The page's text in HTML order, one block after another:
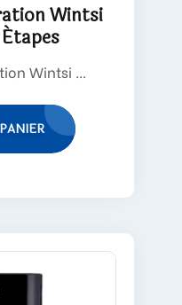
Wintsi
Wintsi ...